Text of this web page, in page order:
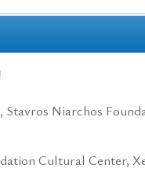
Niarchos
Cultural Center,